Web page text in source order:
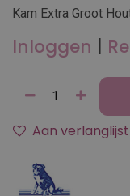
Kam Extra Groot
Inloggen |
Aan